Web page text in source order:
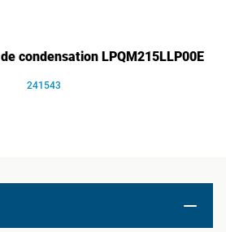
condensation LPQM215LLP00E
241543